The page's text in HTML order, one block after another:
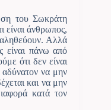
του Σωκράτη
είναι άνθρωπος,
αληθεύουν. Αλλά
είναι πάνω από
ότι δεν είναι
αδύνατον να μην
και να μην
κατά τον